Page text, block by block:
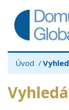
Úvod